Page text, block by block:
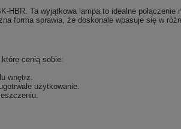
HBR. Ta wyjątkowa lampa to idealne
forma sprawia, że doskonale wpasuje się w
cenią sobie:
wnętrz.
użytkowanie.